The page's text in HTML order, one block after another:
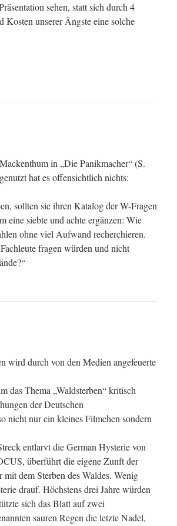
sehen, statt sich durch 4
Kosten unserer Ängste eine solche
in „Die Panikmacher“ (S.
hat es offensichtlich nichts:
sollten sie ihren Katalog der W-Fragen
eine siebte und achte ergänzen: Wie
ohne viel Aufwand recherchieren.
fragen würden und nicht
wird durch von den Medien angefeuerte
das Thema „Waldsterben“ kritisch
der Deutschen
nicht nur ein kleines Filmchen sondern
entlarvt die German Hysterie von
überführt die eigene Zunft der
dem Sterben des Waldes. Wenig
drauf. Höchstens drei Jahre würden
sich das Blatt auf zwei
sauren Regen die letzte Nadel,